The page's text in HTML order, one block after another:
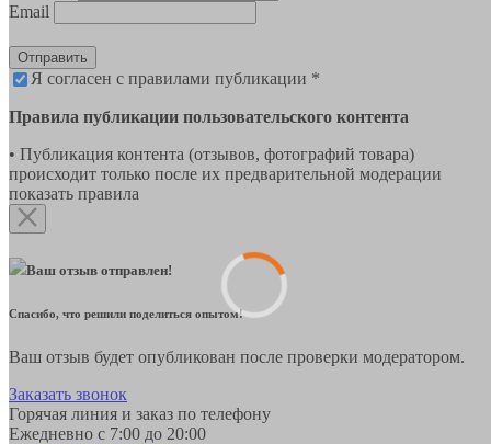
Email
Отправить
Я согласен с правилами публикации *
Правила публикации пользовательского контента
• Публикация контента (отзывов, фотографий товара)
происходит только после их предварительной модерации
показать правила
Ваш отзыв отправлен!
Спасибо, что решили поделиться опытом!
Ваш отзыв будет опубликован после проверки модератором.
Заказать звонок
Горячая линия и заказ по телефону
Ежедневно с 7:00 до 20:00